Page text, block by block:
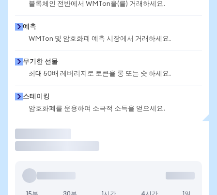
블록체인 전반에서 WMTon을(를) 거래하세요.
예측
WMTon 및 암호화폐 예측 시장에서 거래하세요.
무기한 선물
최대 50배 레버리지로 토큰을 롱 또는 숏 하세요.
스테이킹
암호화폐를 운용하여 소극적 소득을 얻으세요.